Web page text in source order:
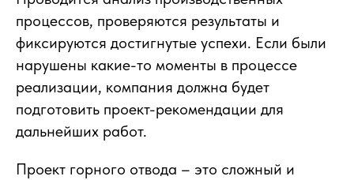
процессов, проверяются результаты и
фиксируются достигнутые успехи. Если были
нарушены какие-то моменты в процессе
реализации, компания должна будет
подготовить проект-рекомендации для
дальнейших работ.
Проект горного отвода – это сложный и